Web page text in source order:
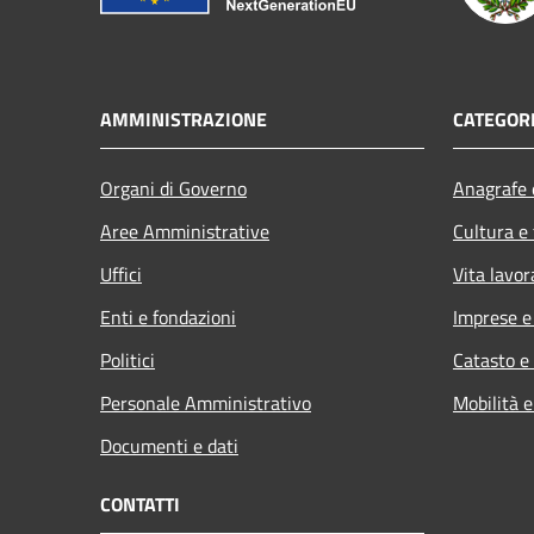
AMMINISTRAZIONE
Organi di Governo
Aree Amministrative
Uffici
Enti e fondazioni
Politici
Personale Amministrativo
Documenti e dati
Cultura
Vita
Imprese
Catasto
Mobilità
CONTATTI